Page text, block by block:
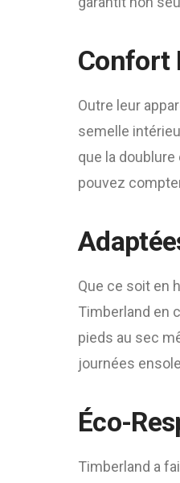
Confort
Outre leur
semelle
que la
pouvez
Que ce soit en
Timberland en
pieds au sec
journées
Éco-
Timberland a